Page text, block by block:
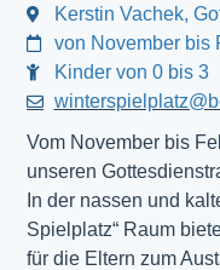
Kerstin Vachek,
von November bis
Kinder von 0 bis 3
Vom November bis
unseren
In der nassen und
Spielplatz“ Raum
für die Eltern zum